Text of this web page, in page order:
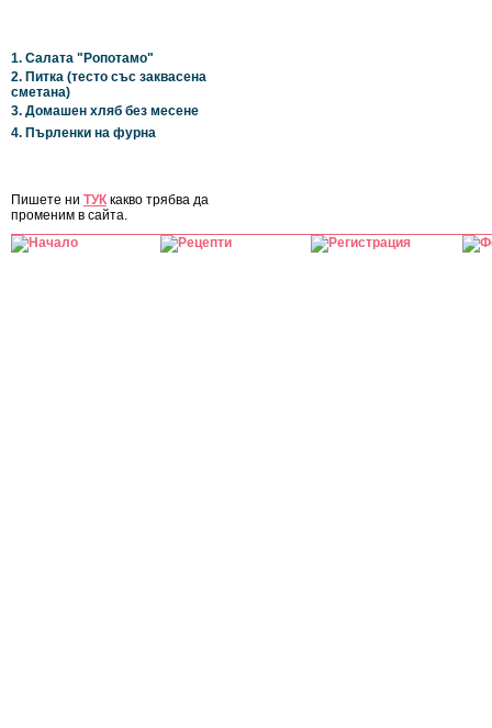
1. Салата "Ропотамо"
2. Питка (тесто със заквасена
сметана)
3. Домашен хляб без месене
4. Пърленки на фурна
Пишете ни ТУК какво трябва да
променим в сайта.